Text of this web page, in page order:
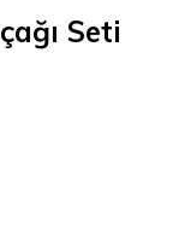
Seti